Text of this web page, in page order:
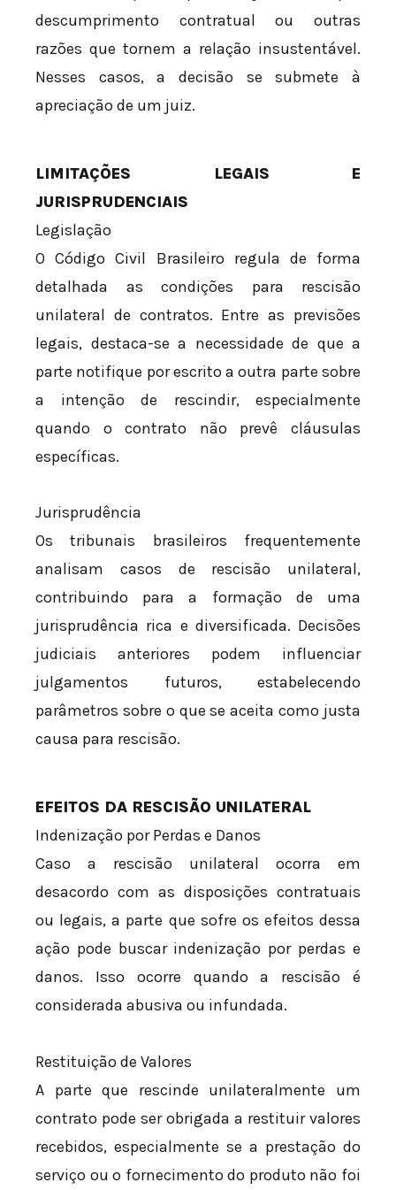
descumprimento contratual ou outras
razões que tornem a relação insustentável.
Nesses casos, a decisão se submete à
apreciação de um juiz.
LIMITAÇÕES LEGAIS E
JURISPRUDENCIAIS
Legislação
O Código Civil Brasileiro regula de forma
detalhada as condições para rescisão
unilateral de contratos. Entre as previsões
legais, destaca-se a necessidade de que a
parte notifique por escrito a outra parte sobre
a intenção de rescindir, especialmente
quando o contrato não prevê cláusulas
específicas.
Jurisprudência
Os tribunais brasileiros frequentemente
analisam casos de rescisão unilateral,
contribuindo para a formação de uma
jurisprudência rica e diversificada. Decisões
judiciais anteriores podem influenciar
julgamentos futuros, estabelecendo
parâmetros sobre o que se aceita como justa
causa para rescisão.
EFEITOS DA RESCISÃO UNILATERAL
Indenização por Perdas e Danos
Caso a rescisão unilateral ocorra em
desacordo com as disposições contratuais
ou legais, a parte que sofre os efeitos dessa
ação pode buscar indenização por perdas e
danos. Isso ocorre quando a rescisão é
considerada abusiva ou infundada.
Restituição de Valores
A parte que rescinde unilateralmente um
contrato pode ser obrigada a restituir valores
recebidos, especialmente se a prestação do
serviço ou o fornecimento do produto não foi